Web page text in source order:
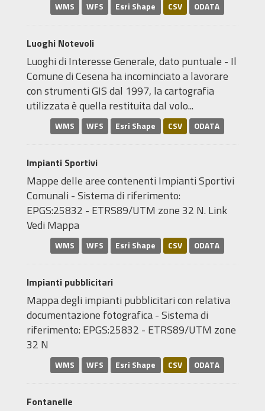
WMS WFS Esri Shape CSV ODATA
Luoghi Notevoli
Luoghi di Interesse Generale, dato puntuale - Il
Comune di Cesena ha incominciato a lavorare
con strumenti GIS dal 1997, la cartografia
utilizzata è quella restituita dal volo...
WMS WFS Esri Shape CSV ODATA
Impianti Sportivi
Mappe delle aree contenenti Impianti Sportivi
Comunali - Sistema di riferimento:
EPGS:25832 - ETRS89/UTM zone 32 N. Link
Vedi Mappa
WMS WFS Esri Shape CSV ODATA
Impianti pubblicitari
Mappa degli impianti pubblicitari con relativa
documentazione fotografica - Sistema di
riferimento: EPGS:25832 - ETRS89/UTM zone
32 N
WMS WFS Esri Shape CSV ODATA
Fontanelle